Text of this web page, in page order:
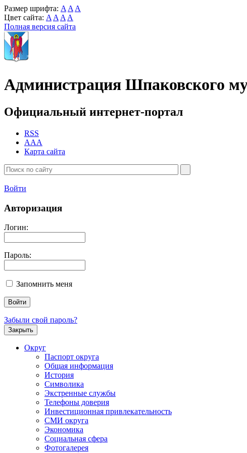
Размер шрифта: A A A
Цвет сайта: A A A A
Полная версия сайта
Администрация Шпаковского
Официальный интернет-портал
RSS
AAA
Карта сайта
Войти
Авторизация
Логин:
Пароль:
Запомнить меня
Забыли свой пароль?
Закрыть
Округ
Паспорт округа
Общая информация
История
Символика
Экстренные службы
Телефоны доверия
Инвестиционная привлекательность
СМИ округа
Экономика
Социальная сфера
Фотогалерея